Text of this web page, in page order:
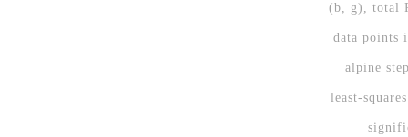
(b, g), total
data points
alpine
least-